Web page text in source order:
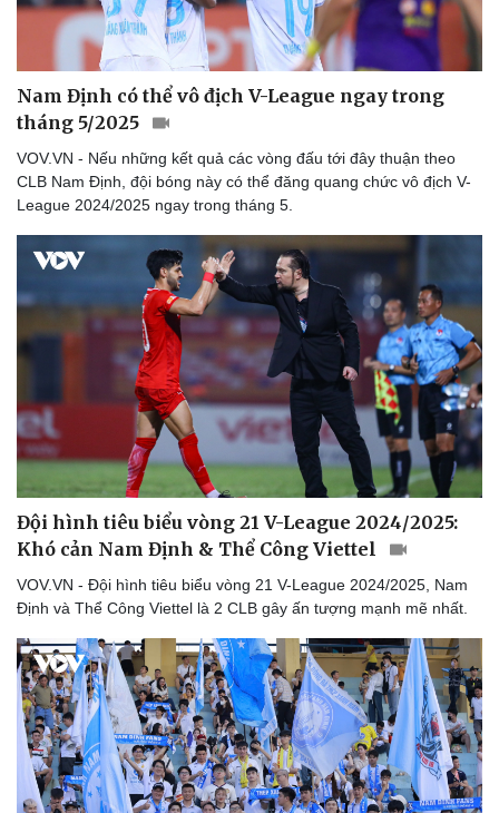
Nam Định có thể vô địch V-League ngay trong
tháng 5/2025
VOV.VN - Nếu những kết quả các vòng đấu tới đây thuận theo
CLB Nam Định, đội bóng này có thể đăng quang chức vô địch V-
League 2024/2025 ngay trong tháng 5.
Đội hình tiêu biểu vòng 21 V-League 2024/2025:
Khó cản Nam Định & Thể Công Viettel
VOV.VN - Đội hình tiêu biểu vòng 21 V-League 2024/2025, Nam
Định và Thể Công Viettel là 2 CLB gây ấn tượng mạnh mẽ nhất.